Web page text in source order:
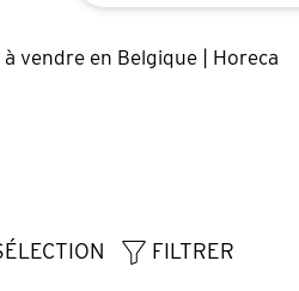
à vendre en Belgique | Horeca
FILTRER